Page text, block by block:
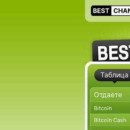
Таблица
Bitcoin
Bitcoin Cash